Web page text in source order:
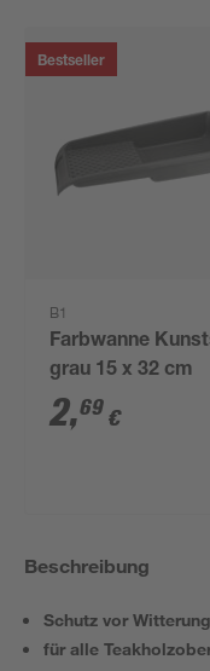
Bestseller
B1
Farbwanne
grau 15 x 32 cm
2,69 €
Beschreibung
Schutz vor
für alle